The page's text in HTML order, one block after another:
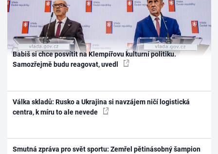
Babiš si chce posvítit na Klempířovu kulturní politiku.
Samozřejmě budu reagovat, uvedl
Válka skladů: Rusko a Ukrajina si navzájem ničí logistická
centra, k míru to ale nevede
Smutná zpráva pro svět sportu: Zemřel pětinásobný šampion